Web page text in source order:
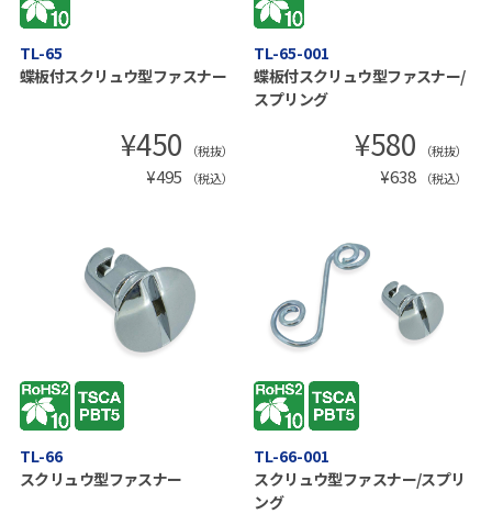
TL-65
蝶板付スクリュウ型ファスナー
¥450 （税抜）
¥495 （税込）
TL-65-001
蝶板付スクリュウ型ファスナー/
スプリング
¥580 （税抜）
¥638 （税込）
TL-66
スクリュウ型ファスナー
TL-66-001
スクリュウ型ファスナー/スプリ
ング